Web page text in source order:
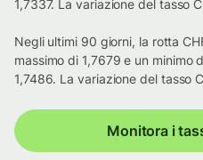
1,7337. La variazione del tasso
Negli ultimi 90 giorni, la rotta
massimo di 1,7679 e un minimo
1,7486. La variazione del tasso
Monitora i